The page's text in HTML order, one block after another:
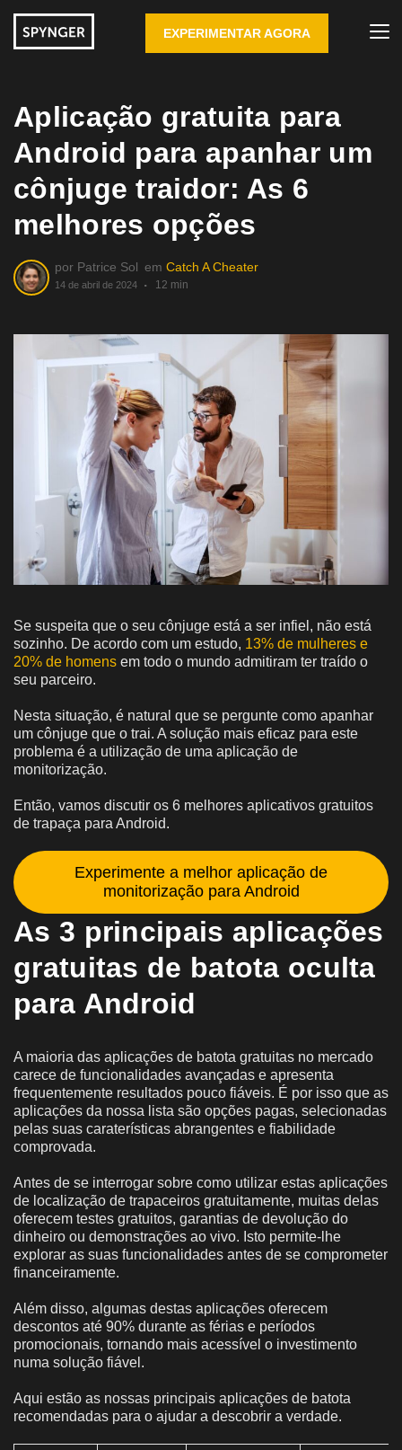
EXPERIMENTAR AGORA
Aplicação gratuita para
Android para apanhar um
cônjuge traidor: As 6
melhores opções
por Patrice Sol em Catch A Cheater
14 de abril de 2024 12 min
Se suspeita que o seu cônjuge está a ser infiel, não está
sozinho. De acordo com um estudo, 13% de mulheres e
20% de homens em todo o mundo admitiram ter traído o
seu parceiro.
Nesta situação, é natural que se pergunte como apanhar
um cônjuge que o trai. A solução mais eficaz para este
problema é a utilização de uma aplicação de
monitorização.
Então, vamos discutir os 6 melhores aplicativos gratuitos
de trapaça para Android.
Experimente a melhor aplicação de
monitorização para Android
As 3 principais aplicações
gratuitas de batota oculta
para Android
A maioria das aplicações de batota gratuitas no mercado
carece de funcionalidades avançadas e apresenta
frequentemente resultados pouco fiáveis. É por isso que as
aplicações da nossa lista são opções pagas, selecionadas
pelas suas caraterísticas abrangentes e fiabilidade
comprovada.
Antes de se interrogar sobre como utilizar estas aplicações
de localização de trapaceiros gratuitamente, muitas delas
oferecem testes gratuitos, garantias de devolução do
dinheiro ou demonstrações ao vivo. Isto permite-lhe
explorar as suas funcionalidades antes de se comprometer
financeiramente.
Além disso, algumas destas aplicações oferecem
descontos até 90% durante as férias e períodos
promocionais, tornando mais acessível o investimento
numa solução fiável.
Aqui estão as nossas principais aplicações de batota
recomendadas para o ajudar a descobrir a verdade.